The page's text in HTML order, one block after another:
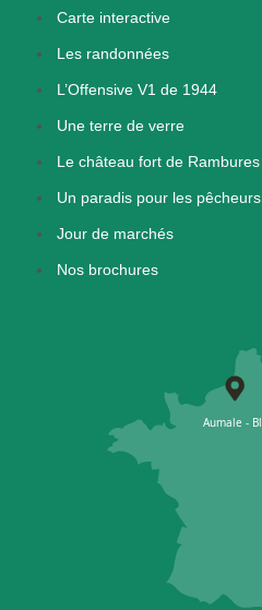
Carte interactive
Les randonnées
L’Offensive V1 de 1944
Une terre de verre
Le château fort de Rambures
Un paradis pour les pêcheurs
Jour de marchés
Nos brochures